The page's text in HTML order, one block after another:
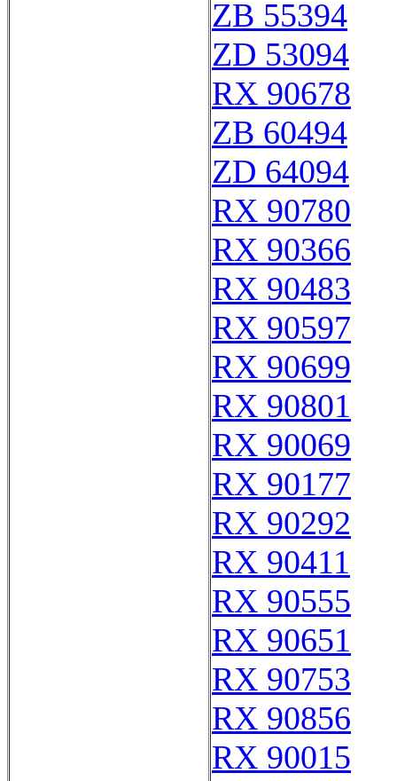
ZB 55394
ZD 53094
RX 90678
ZB 60494
ZD 64094
RX 90780
RX 90366
RX 90483
RX 90597
RX 90699
RX 90801
RX 90069
RX 90177
RX 90292
RX 90411
RX 90555
RX 90651
RX 90753
RX 90856
RX 90015